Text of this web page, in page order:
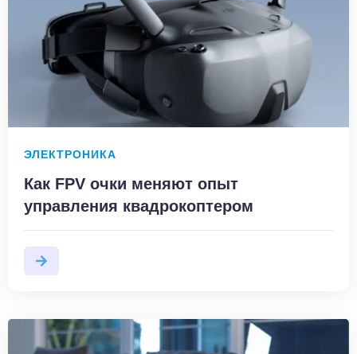
ЭЛЕКТРОНИКА
Как FPV очки меняют опыт
управления квадрокоптером